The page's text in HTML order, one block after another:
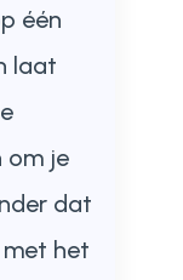
één
laat
om je
dat
het